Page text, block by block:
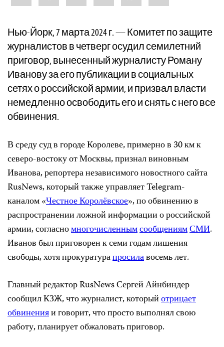
Нью-Йорк, 7 марта 2024 г. — Комитет по защите
журналистов в четверг осудил семилетний
приговор, вынесенный журналисту Роману
Иванову за его публикации в социальных
сетях о российской армии, и призвал власти
немедленно освободить его и снять с него все
обвинения.
В среду суд в городе Королеве, примерно в 30 км к
северо-востоку от Москвы, признал виновным
Иванова, репортера независимого новостного сайта
RusNews, который также управляет Telegram-
каналом «Честное Королёвское», по обвинению в
распространении ложной информации о российской
армии, согласномногочисленнымсообщениямСМИ.
Иванов был приговорен к семи годам лишения
свободы, хотя прокуратурапросилавосемь лет.
Главный редактор RusNews Сергей Айнбиндер
сообщил КЗЖ, что журналист, которыйотрицает
обвиненияи говорит, что просто выполнял свою
работу, планирует обжаловать приговор.